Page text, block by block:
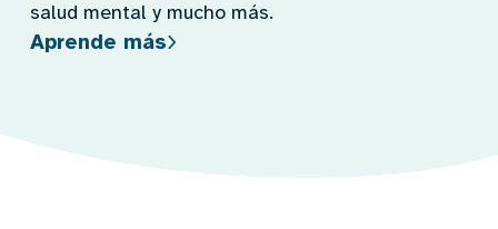
salud mental y mucho más.
Aprende más